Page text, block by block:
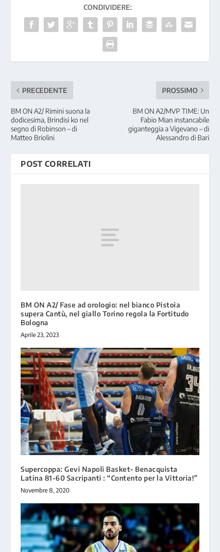
CONDIVIDERE:
PRECEDENTE
BM ON A2/ Rimini suona la
dodicesima, Brindisi ko nel
segno di Robinson – di
Matteo Briolini
PROSSIMO
BM ON A2/MVP TIME: Un
Fabio Mian instancabile
giganteggia a Vigevano – di
Alessandro di Bari
POST CORRELATI
BM ON A2/ Fase ad orologio: nel bianco Pistoia
supera Cantù, nel giallo Torino regola la Fortitudo
Bologna
Aprile 23, 2023
Supercoppa: Gevi Napoli Basket- Benacquista
Latina 81-60 Sacripanti : “Contento per la Vittoria!”
Novembre 8, 2020